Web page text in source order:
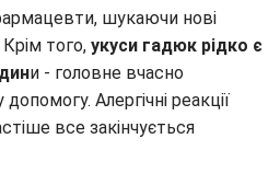
шукаючи нові
Крім того, укуси гадюк рідко є
и - головне вчасно
Алергічні реакції
все закінчується